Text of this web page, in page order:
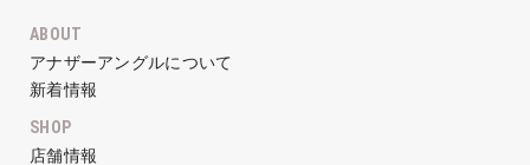
ABOUT
アナザーアングルについて
新着情報
SHOP
店舗情報